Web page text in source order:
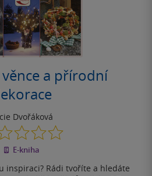
a přírodní
Dvořáková
0.0
z
5
E-kniha
inspiraci? Rádi tvoříte a hledáte